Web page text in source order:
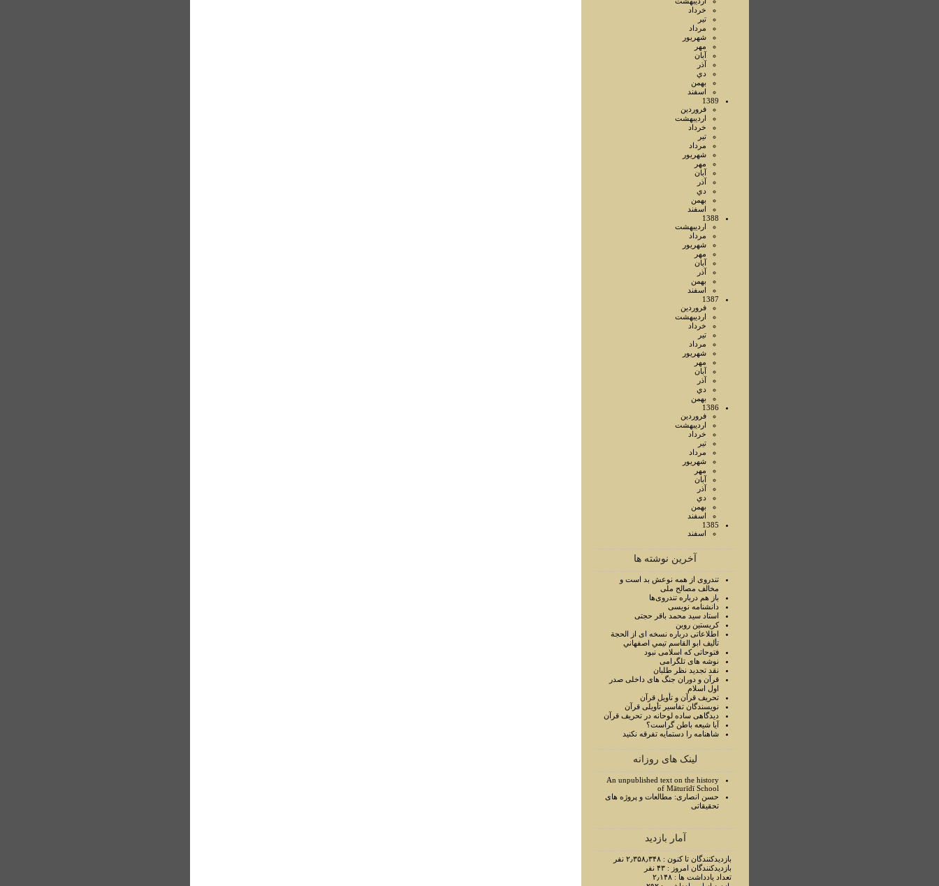
خرداد
تير
مرداد
شهريور
مهر
آبان
آذر
دي
بهمن
اسفند
1389
فروردين
ارديبهشت
خرداد
تير
مرداد
شهريور
مهر
آبان
آذر
دي
بهمن
اسفند
1388
ارديبهشت
مرداد
شهريور
مهر
آبان
آذر
بهمن
اسفند
1387
فروردين
ارديبهشت
خرداد
تير
مرداد
شهريور
مهر
آبان
آذر
دي
بهمن
1386
فروردين
ارديبهشت
خرداد
تير
مرداد
شهريور
مهر
آبان
آذر
دي
بهمن
اسفند
1385
اسفند
آخرین نوشته ها
تندروی از همه نوعش بد است و
مخالف مصالح ملی
باز هم درباره تندروی‌ها
دانشنامه نویسی
استاد سيد محمد باقر حجتی
کریستین روبن
اطلاعاتی درباره نسخه ای از الحجة
تأليف ابو القاسم تيمي اصفهاني
فتوحاتی که اسلامی نبود
نوشه های تلگرامی
نقد تجدید نظر طلبان
قرآن و دوران جنگ های داخلی صدر
اول اسلام
تحريف قرآن و تأويل قرآن
نويسندگان تفاسير تأويلی قرآن
ديدگاهی ساده لوحانه در تحريف قرآن
آيا شيعه باطن گراست؟
شاهنامه را دستمايه تفرقه نکنيد
لینک های روزانه
An unpublished text on the history
of Māturīdī School
حسن انصاری: مطالعات و پروژه های
تحقیقاتی
آمار بازدید
بازدیدکنندگان تا کنون : ۲٫۳۵۸٫۳۴۸ نفر
بازدیدکنندگان امروز : ۴۳ نفر
تعداد یادداشت ها : ۲٫۱۴۸